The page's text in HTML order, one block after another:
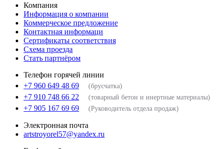
Компания
Информация о компании
Коммерческое предложение
Контактная информаци
Сертификаты соответствия
Схема проезда
Стать партнёром
Телефон горячей линии
+7 960 649 48 69
(брусчатка)
+7 910 748 66 22 (товарный бетон и инертные материалы)
+7 905 167 69 69 (Руководитель отдела продаж)
Электронная почта
artstroyorel57@yandex.ru